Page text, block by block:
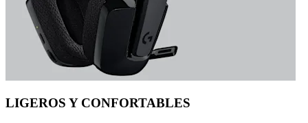
LIGEROS Y CONFORTABLES